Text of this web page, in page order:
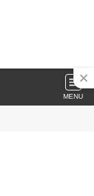
MENU